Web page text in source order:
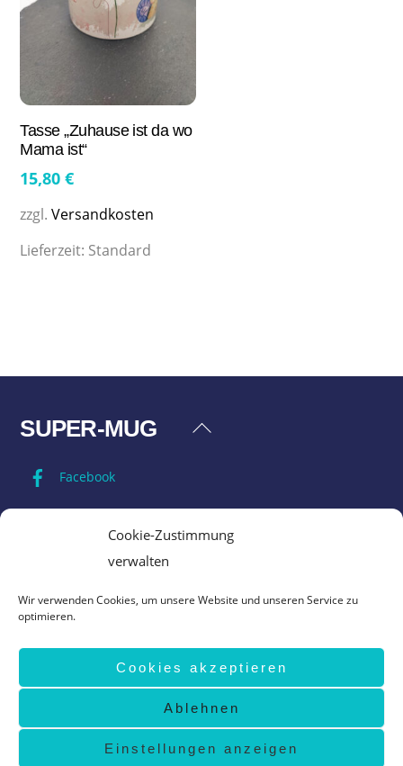
Cookie-Zustimmung
verwalten
Wir verwenden Cookies, um unsere Website und unseren Service zu
optimieren.
Cookies akzeptieren
Ablehnen
Einstellungen anzeigen
Tasse „Zuhause ist da wo
Mama ist“
15,80€
zzgl.Versandkosten
Lieferzeit: Standard
Back
SUPER-MUG
Facebook
Vertrag widerrufen
Super-Mug 2026 design bywww.grafik-ewald.de